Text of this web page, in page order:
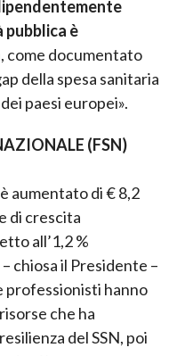
è
, come documentato
della spesa sanitaria
paesi europei».
(FSN)
aumentato di € 8,2
di crescita
all’1,2 %
chiosa il Presidente –
professionisti hanno
che ha
del SSN, poi